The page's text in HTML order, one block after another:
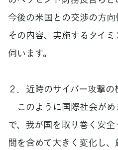
今後の米国との交渉の方
その内容、実施するタイ
伺います。
２．近時のサイバー攻撃
このように国際社会が
で、我が国を取り巻く安
間を含めて大きく変化し、